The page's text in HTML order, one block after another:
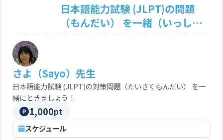
日本語能力試験 (JLPT)の問題
（もんだい） を一緒（いっし
ょ）にとこう！
日本語能力試験 (JLPT)の対策問題（たいさくもんだい） を一
緒にときましょう！
さよ（Sayo）先生
1,000pt
スケジュール